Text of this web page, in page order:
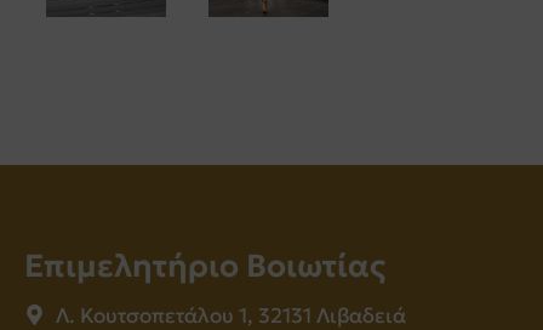
Επιμελητήριο Βοιωτίας
Λ. Κουτσοπετάλου 1, 32131 Λιβαδειά